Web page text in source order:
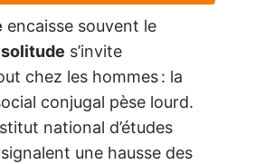
encaisse souvent le
solitude s’invite
chez les hommes : la
conjugal pèse lourd.
national d’études
une hausse des